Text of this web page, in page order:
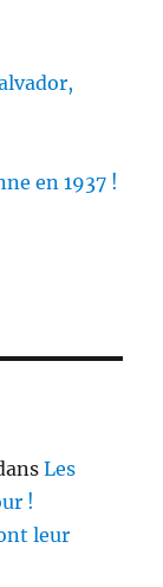
en 1937 !
Les
!
leur